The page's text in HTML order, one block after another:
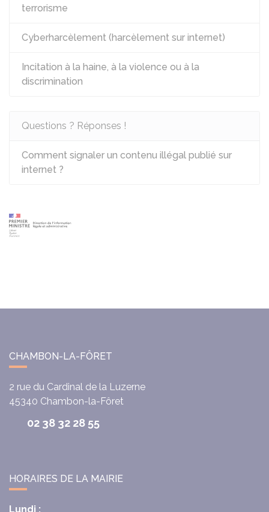
terrorisme
Cyberharcèlement (harcèlement sur internet)
Incitation à la haine, à la violence ou à la
discrimination
Questions ? Réponses !
Comment signaler un contenu illégal publié sur
internet ?
CHAMBON-LA-FÔRET
2 rue du Cardinal de la Luzerne
45340 Chambon-la-Fôret
02 38 32 28 55
HORAIRES DE LA MAIRIE
Lundi :